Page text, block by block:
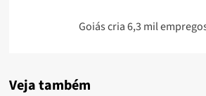
Goiás cria 6,3 mil
Veja também